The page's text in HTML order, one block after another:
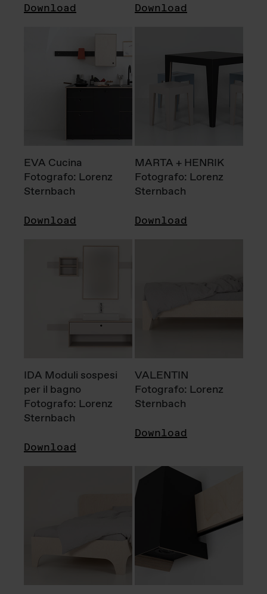
Download Download
EVA Cucina
Fotografo: Lorenz
Sternbach
Download
MARTA + HENRIK
Fotografo: Lorenz
Sternbach
Download
IDA Moduli sospesi
per il bagno
Fotografo: Lorenz
Sternbach
Download
VALENTIN
Fotografo: Lorenz
Sternbach
Download